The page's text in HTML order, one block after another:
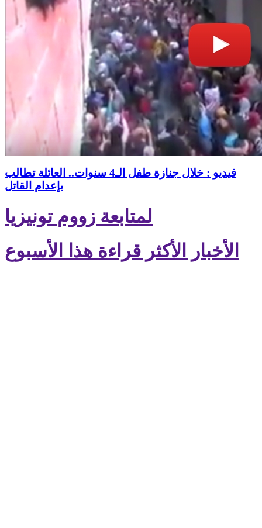
فيديو : خلال جنازة طفل الـ4 سنوات.. العائلة تطالب
بإعدام القاتل
لمتابعة زووم تونيزيا
الأخبار الأكثر قراءة هذا الأسبوع